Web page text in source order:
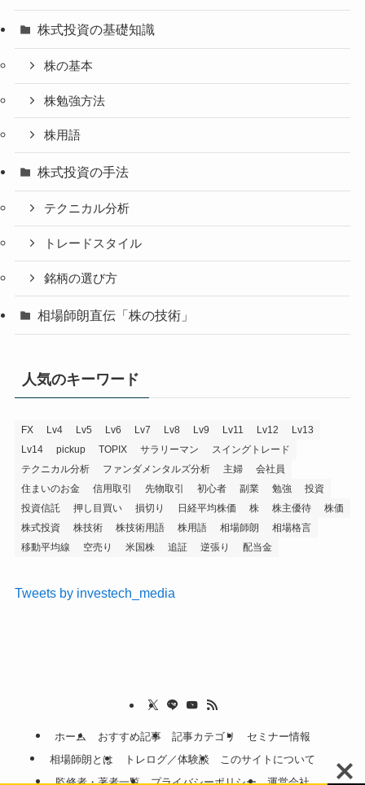
株式投資の基礎知識
株の基本
株勉強方法
株用語
株式投資の手法
テクニカル分析
トレードスタイル
銘柄の選び方
相場師朗直伝「株の技術」
人気のキーワード
FX Lv4 Lv5 Lv6 Lv7 Lv8 Lv9 Lv11 Lv12
Lv13
Lv14
pickup TOPIX サラリーマン
スイングトレード
テクニカル分析
ファンダメンタルズ分析 主婦
会社員
住まいのお金
信用取引 先物取引 初心者 副業 勉強
投資
投資信託
押し目買い 損切り 日経平均株価 株 株主優待
株価
株式投資
株技術 株技術用語 株用語 相場師朗
相場格言
移動平均線
空売り 米国株 追証 逆張り 配当金
Tweets by investech_media
ホーム おすすめ記事 記事カテゴリ
セミナー情報
相場師朗とは
トレログ／体験談
このサイトについて
監修者・著者一覧
プライバシーポリシー 運営会社